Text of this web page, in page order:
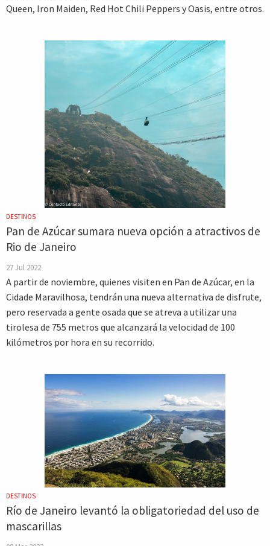
Queen, Iron Maiden, Red Hot Chili Peppers y Oasis, entre otros.
DESTINOS
Pan de Azúcar sumara nueva opción a atractivos de
Rio de Janeiro
27 Jul 2022
A partir de noviembre, quienes visiten en Pan de Azúcar, en la
Cidade Maravilhosa, tendrán una nueva alternativa de disfrute,
pero reservada a gente osada que se atreva a utilizar una
tirolesa de 755 metros que alcanzará la velocidad de 100
kilómetros por hora en su recorrido.
DESTINOS
Río de Janeiro levantó la obligatoriedad del uso de
mascarillas